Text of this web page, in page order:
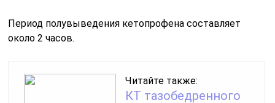
Период полувыведения кетопрофена составляет
около 2 часов.
Читайте также:
КТ тазобедренного